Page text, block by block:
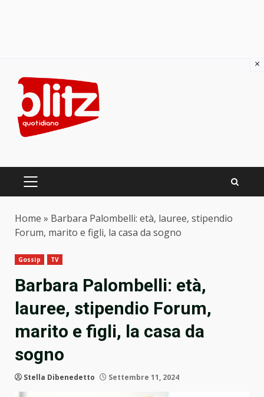
content
PRIMARY
Home » Barbara Palombelli: età, lauree, stipendio
Forum, marito e figli, la casa da sogno
Gossip TV
Barbara Palombelli: età,
lauree, stipendio Forum,
marito e figli, la casa da
sogno
Stella Dibenedetto Settembre 11, 2024
×